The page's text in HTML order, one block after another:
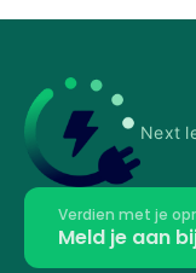
Next
Verdien met je
Meld je aan